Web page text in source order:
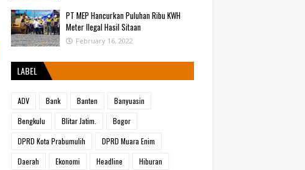
PT MEP Hancurkan Puluhan Ribu KWH
Meter Ilegal Hasil Sitaan
February 16, 2022
LABEL
ADV Bank Banten
Banyuasin
Bengkulu
Blitar Jatim.
Bogor
DPRD Kota Prabumulih
DPRD Muara Enim
Daerah
Ekonomi Headline
Hiburan